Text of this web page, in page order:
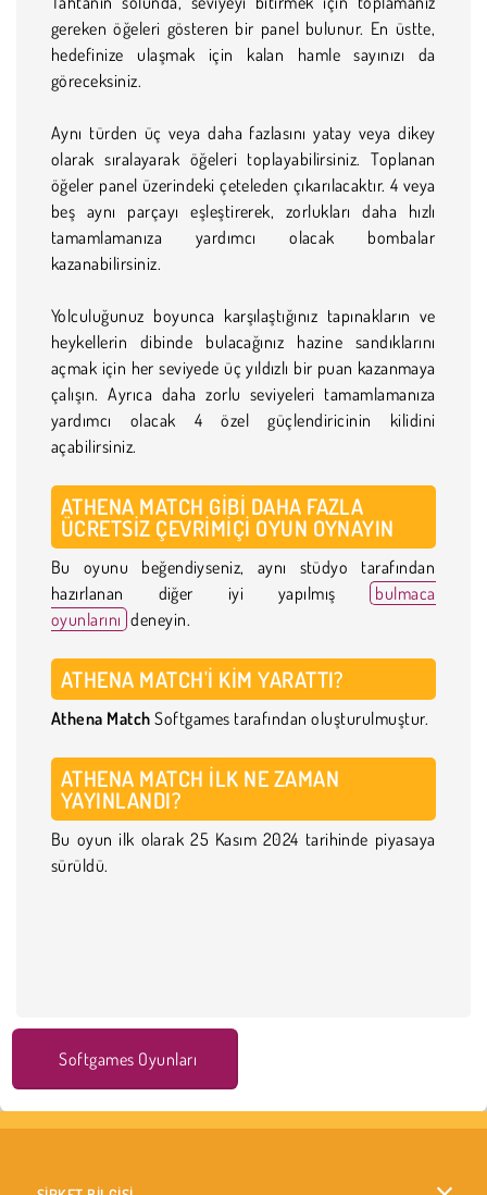
gereken öğeleri gösteren bir panel bulunur. En üstte,
hedefinize ulaşmak için kalan hamle sayınızı da
göreceksiniz.
Aynı türden üç veya daha fazlasını yatay veya dikey
olarak sıralayarak öğeleri toplayabilirsiniz. Toplanan
öğeler panel üzerindeki çeteleden çıkarılacaktır. 4 veya
beş aynı parçayı eşleştirerek, zorlukları daha hızlı
tamamlamanıza yardımcı olacak bombalar
kazanabilirsiniz.
Yolculuğunuz boyunca karşılaştığınız tapınakların ve
heykellerin dibinde bulacağınız hazine sandıklarını
açmak için her seviyede üç yıldızlı bir puan kazanmaya
çalışın. Ayrıca daha zorlu seviyeleri tamamlamanıza
yardımcı olacak 4 özel güçlendiricinin kilidini
açabilirsiniz.
ATHENA MATCH GIBI DAHA FAZLA
ÜCRETSIZ ÇEVRIMIÇI OYUN OYNAYIN
Bu oyunu beğendiyseniz, aynı stüdyo tarafından
hazırlanan diğer iyi yapılmış bulmaca
oyunlarını deneyin.
ATHENA MATCH'I KIM YARATTI?
Athena Match Softgames tarafından oluşturulmuştur.
ATHENA MATCH ILK NE ZAMAN
YAYINLANDI?
Bu oyun ilk olarak 25 Kasım 2024 tarihinde piyasaya
sürüldü.
Softgames Oyunları